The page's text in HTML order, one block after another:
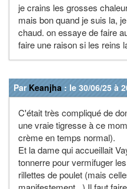
je crains les grosses
mais bon quand je suis la,
chaud. on essaye de faire
faire une raison si les reins
Par Keanjha : le 30/06/25 à
C'était très compliqué de
une vraie tigresse à ce
crème en temps normal).
Et la dame qui accueillait
tonnerre pour vermifuger
rillettes de poulet (mais